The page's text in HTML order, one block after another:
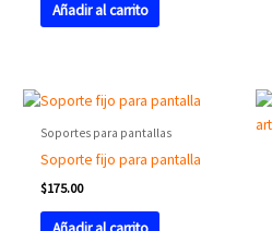
Añadir al carrito
Soportes para pantallas
Soporte fijo para pantalla
$175.00